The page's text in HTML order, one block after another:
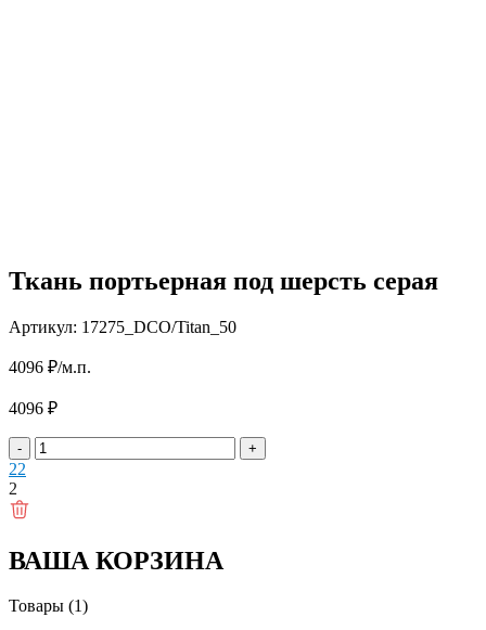
Ткань портьерная под шерсть серая
Артикул: 17275_DCO/Titan_50
4096 ₽/м.п.
4096 ₽
- +
22
2
ВАША КОРЗИНА
Товары (1)